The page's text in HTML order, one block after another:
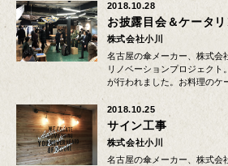
2018.10.28
お披露目会＆ケータ
株式会社小川
名古屋の傘メーカー、株式会
リノベーションプロジェクト
が行われました。お料理のケ
2018.10.25
サイン工事
株式会社小川
名古屋の傘メーカー、株式会